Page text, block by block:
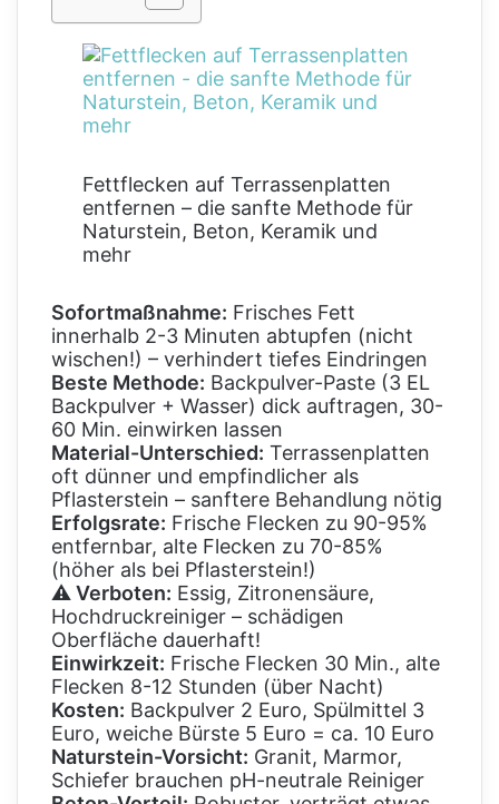
Fettflecken auf Terrassenplatten
entfernen – die sanfte Methode für
Naturstein, Beton, Keramik und
mehr
Sofortmaßnahme: Frisches Fett
innerhalb 2-3 Minuten abtupfen (nicht
wischen!) – verhindert tiefes Eindringen
Beste Methode: Backpulver-Paste (3 EL
Backpulver + Wasser) dick auftragen, 30-
60 Min. einwirken lassen
Material-Unterschied: Terrassenplatten
oft dünner und empfindlicher als
Pflasterstein – sanftere Behandlung nötig
Erfolgsrate: Frische Flecken zu 90-95%
entfernbar, alte Flecken zu 70-85%
(höher als bei Pflasterstein!)
⚠ Verboten: Essig, Zitronensäure,
Hochdruckreiniger – schädigen
Oberfläche dauerhaft!
Einwirkzeit: Frische Flecken 30 Min., alte
Flecken 8-12 Stunden (über Nacht)
Kosten: Backpulver 2 Euro, Spülmittel 3
Euro, weiche Bürste 5 Euro = ca. 10 Euro
Naturstein-Vorsicht: Granit, Marmor,
Schiefer brauchen pH-neutrale Reiniger